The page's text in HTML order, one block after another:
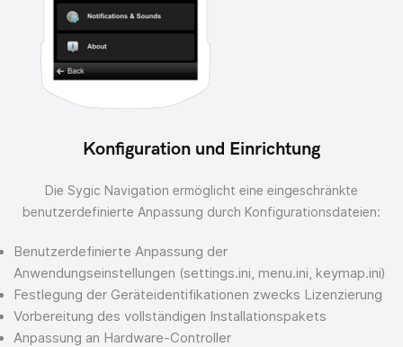
Konfiguration und Einrichtung
Die Sygic Navigation ermöglicht eine eingeschränkte
benutzerdefinierte Anpassung durch Konfigurationsdateien:
Benutzerdefinierte Anpassung der
Anwendungseinstellungen (settings.ini, menu.ini, keymap.ini)
Festlegung der Geräteidentifikationen zwecks Lizenzierung
Vorbereitung des vollständigen Installationspakets
Anpassung an Hardware-Controller